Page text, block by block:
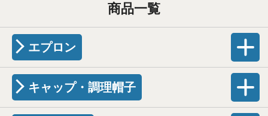
商品一覧
エプロン
キャップ・調理帽子